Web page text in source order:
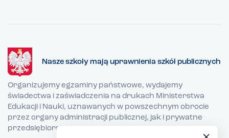
Nasze szkoły mają uprawnienia szkół publicznych
Organizujemy egzaminy państwowe, wydajemy
świadectwa i zaświadczenia na drukach Ministerstwa
Edukacji i Nauki, uznawanych w powszechnym obrocie
przez organy administracji publicznej, jak i prywatne
przedsiębiorstwa.